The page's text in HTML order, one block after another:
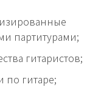
партитурами;
гитаристов;
по гитаре;